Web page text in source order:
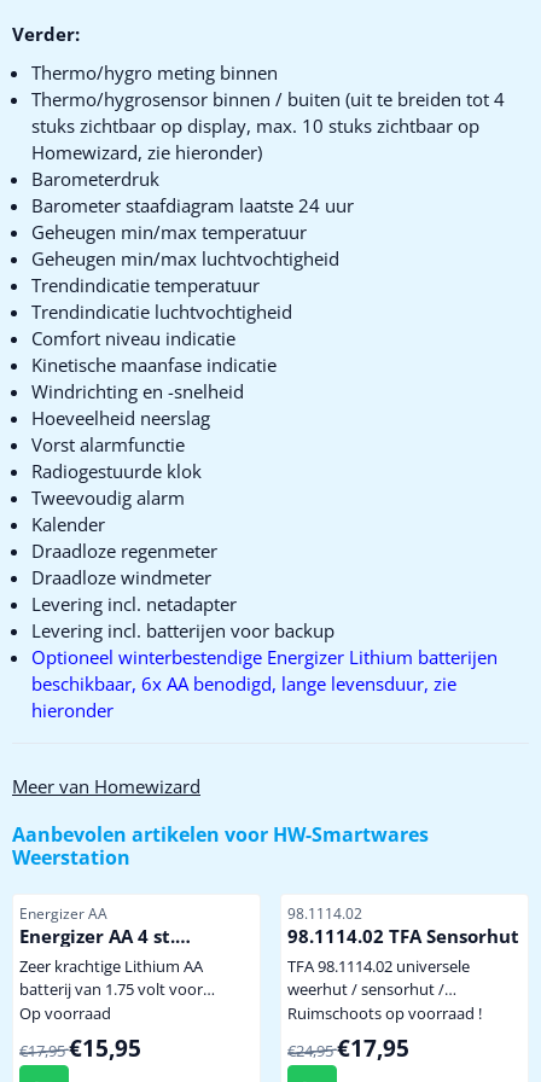
Verder:
Thermo/hygro meting binnen
Thermo/hygrosensor binnen / buiten (uit te breiden tot 4
stuks zichtbaar op display, max. 10 stuks zichtbaar op
Homewizard, zie hieronder)
Barometerdruk
Barometer staafdiagram laatste 24 uur
Geheugen min/max temperatuur
Geheugen min/max luchtvochtigheid
Trendindicatie temperatuur
Trendindicatie luchtvochtigheid
Comfort niveau indicatie
Kinetische maanfase indicatie
Windrichting en -snelheid
Hoeveelheid neerslag
Vorst alarmfunctie
Radiogestuurde klok
Tweevoudig alarm
Kalender
Draadloze regenmeter
Draadloze windmeter
Levering incl. netadapter
Levering incl. batterijen voor backup
Optioneel winterbestendige Energizer Lithium batterijen
beschikbaar, 6x AA benodigd, lange levensduur, zie
hieronder
Meer van Homewizard
Aanbevolen artikelen voor HW-Smartwares
Weerstation
Artikelnummer
Energizer AA
Energizer AA 4 st.
Extreem krachtige
Winterbestendige
Lithium Batterij
Zeer krachtige Lithium AA
batterij van 1.75 volt voor
gebruik onder extreem zware
omstandigheden of langdurige
belasting. Bij een temperatuur
Op voorraad
Van 17,95 voor 15,95
€17,95€15,95
Artikelnummer
98.1114.02
98.1114.02 TFA Sensorhut
TFA 98.1114.02 universele
weerhut / sensorhut /
beschermkap Deze natuurlijk
geventileerde TFA sensorhut
kan gebruikt worden voor héél
Ruimschoots op voorraad !
Van 24,95 voor 17,95
€24,95€17,95